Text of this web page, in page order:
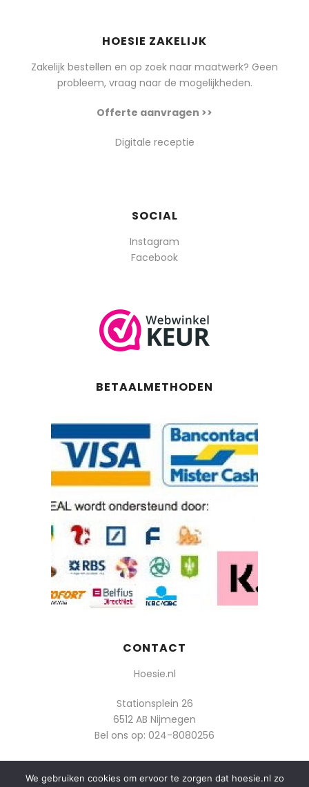
HOESIE ZAKELIJK
Zakelijk bestellen en op zoek naar maatwerk? Geen
probleem, vraag naar de mogelijkheden.
Offerte aanvragen >>
Digitale receptie
SOCIAL
Instagram
Facebook
BETAALMETHODEN
CONTACT
Hoesie.nl
Stationsplein 26
6512 AB Nijmegen
Bel ons op: 024-8080256
Of mail: info@hoesie.nl
We gebruiken cookies om ervoor te zorgen dat hoesie.nl zo